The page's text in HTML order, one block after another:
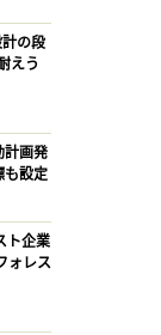
計の段
えう
計画発
も設定
ト企業
ォレス